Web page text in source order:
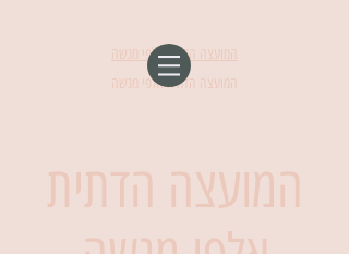
המועצה הדתית אלפי מנשה
המועצה הדתית אלפי מנשה
המועצה הדתית